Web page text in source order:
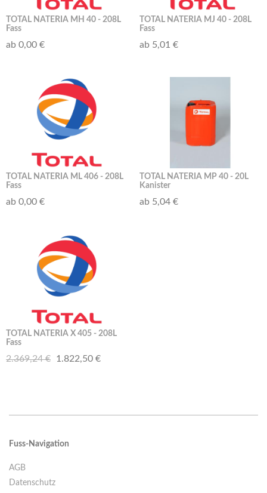
TOTAL NATERIA MH 40 - 208L
Fass
ab 0,00 €
TOTAL NATERIA MJ 40 - 208L
Fass
ab 5,01 €
TOTAL NATERIA ML 406 - 208L
Fass
ab 0,00 €
TOTAL NATERIA MP 40 - 20L
Kanister
ab 5,04 €
TOTAL NATERIA X 405 - 208L
Fass
2.369,24 € 1.822,50 €
Fuss-Navigation
AGB
Datenschutz